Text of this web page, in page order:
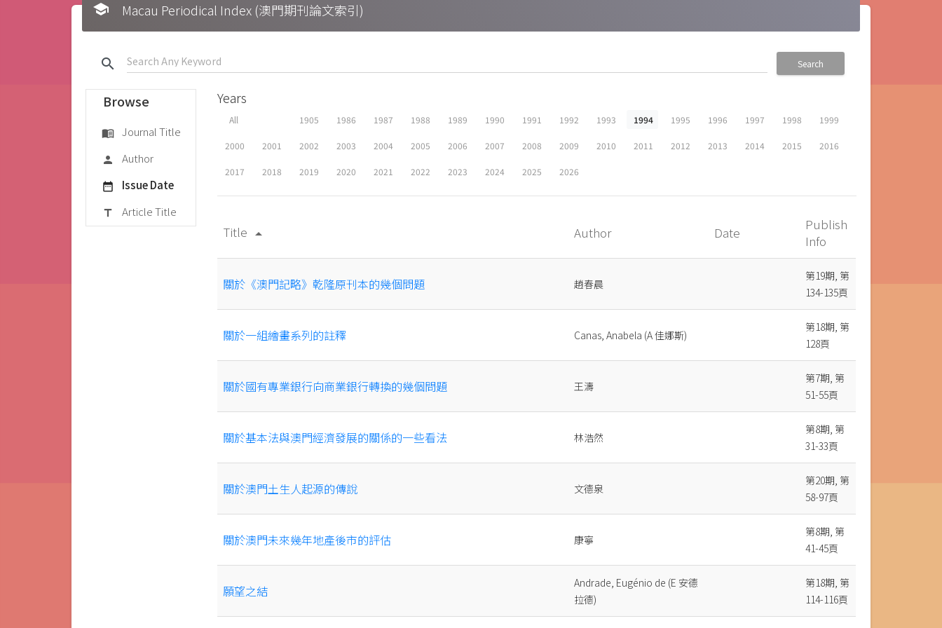
school Macau Periodical Index (澳門期刊論文索引)
search Search
Browse
menu_book Journal Title
person Author
date_range Issue Date
title Article Title
Years
All 1905 1986 1987 1988 1989 1990 1991 1992 1993 1994 1995 1996 1997 1998 1999
2000 2001 2002 2003 2004 2005 2006 2007 2008 2009 2010 2011 2012 2013 2014 2015 2016
2017 2018 2019 2020 2021 2022 2023 2024 2025 2026
Title arrow_drop_up Author Date
Publish
Info
關於《澳門記略》乾隆原刊本的幾個問題 趙春晨
第19期, 第
134-135頁
關於一組繪畫系列的註釋 Canas, Anabela (A 佳娜斯)
第18期, 第
128頁
關於國有專業銀行向商業銀行轉換的幾個問題 王濤
第7期, 第
51-55頁
關於基本法與澳門經濟發展的關係的一些看法 林浩然
第8期, 第
31-33頁
關於澳門土生人起源的傳說 文德泉
第20期, 第
58-97頁
關於澳門未來幾年地產後市的評估 康寧
第8期, 第
41-45頁
願望之結
Andrade, Eugénio de (E 安德
拉德)
第18期, 第
114-116頁